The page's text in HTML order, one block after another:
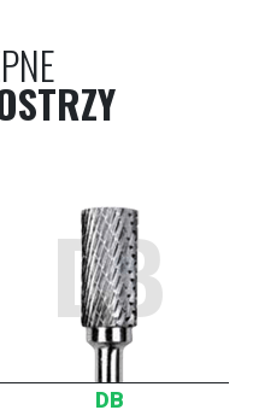
DB
DB